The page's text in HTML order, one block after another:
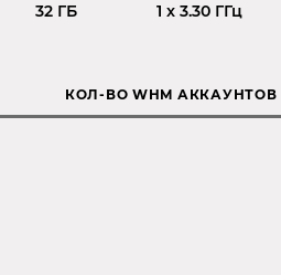
32 ГБ 1 x 3.30 ГГц
КОЛ-ВО WHM АККАУНТОВ